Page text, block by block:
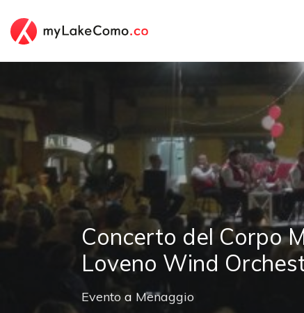
Concerto del Corpo
Loveno Wind
Evento a Menaggio